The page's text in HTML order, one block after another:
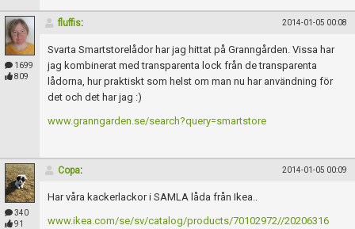
1699
809
fluffis: 2014-01-05 00:08
Svarta Smartstorelådor har jag hittat på Granngården. Vissa har
jag kombinerat med transparenta lock från de transparenta
lådorna, hur praktiskt som helst om man nu har användning för
det och det har jag :)
www.granngarden.se/search?query=smartstore
340
91
Copa: 2014-01-05 00:09
Har våra kackerlackor i SAMLA låda från Ikea..
www.ikea.com/se/sv/catalog/products/70102972//20206316